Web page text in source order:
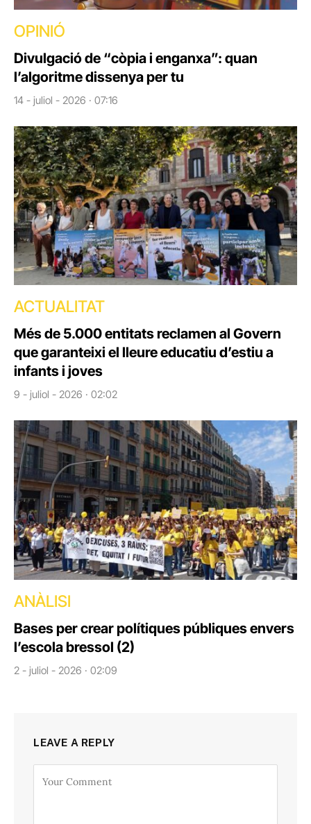
OPINIÓ
Divulgació de “còpia i enganxa”: quan
l’algoritme dissenya per tu
14 - juliol - 2026 · 07:16
ACTUALITAT
Més de 5.000 entitats reclamen al Govern
que garanteixi el lleure educatiu d’estiu a
infants i joves
9 - juliol - 2026 · 02:02
ANÀLISI
Bases per crear polítiques públiques envers
l’escola bressol (2)
2 - juliol - 2026 · 02:09
LEAVE A REPLY